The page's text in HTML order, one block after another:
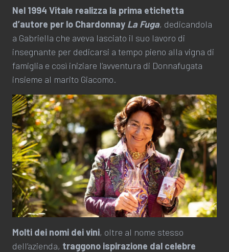
Nel 1994 Vitale realizza la prima etichetta
d’autore per lo Chardonnay La Fuga, dedicandola
a Gabriella che aveva lasciato il suo lavoro di
insegnante per dedicarsi a tempo pieno alla vigna di
famiglia e così iniziare l’avventura di Donnafugata
insieme al marito Giacomo.
Molti dei nomi dei vini, oltre al nome stesso
dell’azienda, traggono ispirazione dal celebre